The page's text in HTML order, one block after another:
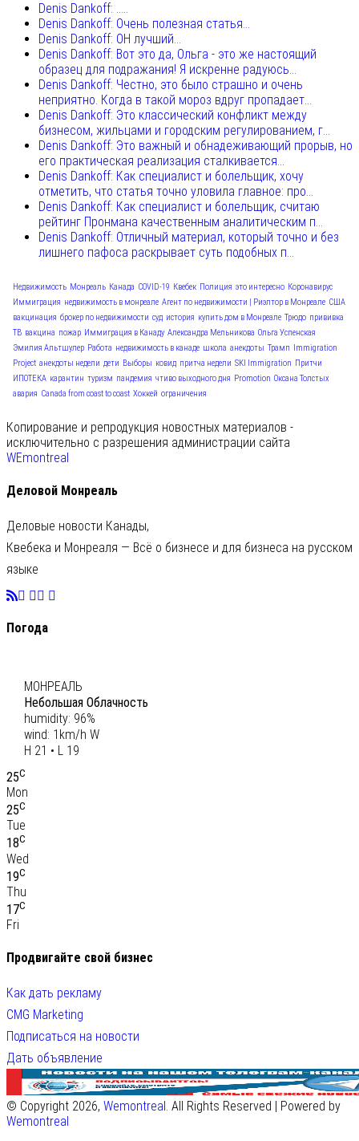
Denis Dankoff: .....
Denis Dankoff: Очень полезная статья...
Denis Dankoff: ОН лучший...
Denis Dankoff: Вот это да, Ольга - это же настоящий
образец для подражания! Я искренне радуюсь...
Denis Dankoff: Честно, это было страшно и очень
неприятно. Когда в такой мороз вдруг пропадает...
Denis Dankoff: Это классический конфликт между
бизнесом, жильцами и городским регулированием, г...
Denis Dankoff: Это важный и обнадеживающий прорыв, но
его практическая реализация сталкивается...
Denis Dankoff: Как специалист и болельщик, хочу
отметить, что статья точно уловила главное: про...
Denis Dankoff: Как специалист и болельщик, считаю
рейтинг Пронмана качественным аналитическим п...
Denis Dankoff: Отличный материал, который точно и без
лишнего пафоса раскрывает суть подобных п...
Недвижимость Монреаль Канада COVID-19 Квебек Полиция это интересно Коронавирус
Иммиграция недвижимость в монреале Агент по недвижимости | Риэлтор в Монреале США
вакцинация брокер по недвижимости суд история купить дом в Монреале Трюдо прививка
ТВ вакцина пожар Иммиграция в Канаду Александра Мельникова Ольга Успенская
Эмилия Альтшулер Работа недвижимость в канаде школа анекдоты Трамп
Immigration
Project анекдоты недели дети Выборы ковид притча недели SKI Immigration Притчи
ИПОТЕКА карантин туризм пандемия чтиво выходного дня Promotion Оксана Толстых
авария Canada from coast to coast Хоккей ограничения
Копирование и репродукция новостных материалов -
исключительно с разрешения администрации сайта
WEmontreal
Деловой Монреаль
Деловые новости Канады,
Квебека и Монреаля — Всё о бизнесе и для бизнеса на русском
языке
Погода
МОНРЕАЛЬ
Небольшая Облачность
humidity: 96%
wind: 1km/h W
H 21 • L 19
25C
Mon
25C
Tue
18C
Wed
19C
Thu
17C
Fri
Продвигайте свой бизнес
Как дать рекламу
CMG Marketing
Подписаться на новости
Дать объявление
© Copyright 2026, Wemontreal. All Rights Reserved | Powered by
Wemontreal